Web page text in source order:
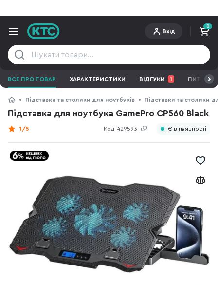
Вхід
0
ВСЕ ПРО ТОВАР ХАРАКТЕРИСТИКИ ВІДГУКИ 1 ПИТАННЯ
Підставки та столики для ноутбуків Підставки та столики
Підставка для ноутбука GamePro CP560 Black
Код: 429593
1/5 Є в наявності